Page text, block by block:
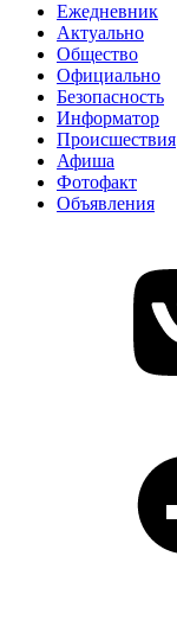
Ежедневник
Актуально
Общество
Официально
Безопасность
Информатор
Происшествия
Афиша
Фотофакт
Объявления